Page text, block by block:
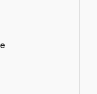
Hue Perifo